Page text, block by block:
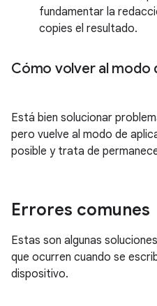
fundamentar la
copies el resultado.
Cómo volver al modo
Está bien solucionar
pero vuelve al modo de
posible y trata de
Errores comunes
Estas son algunas
que ocurren cuando se
dispositivo.